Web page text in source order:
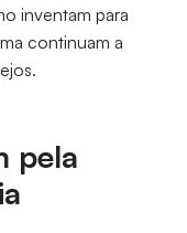
inventam para
continuam a
pela